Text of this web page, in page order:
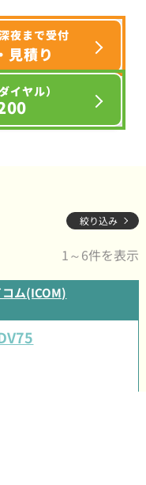
夜まで受付
見積り
イヤル）
絞り込み
1～6件を表示
コム(ICOM)